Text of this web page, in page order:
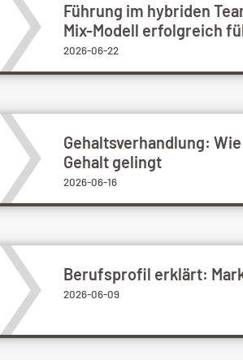
Führung im hybriden
Mix-Modell erfolgreich
2026-06-22
Gehaltsverhandlung:
Gehalt gelingt
2026-06-16
Berufsprofil erklärt:
2026-06-09